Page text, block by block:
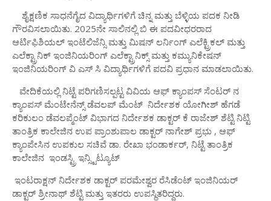
ಶೈಕ್ಷಣಿಕ ಸಾಧನೆಗೈದ ವಿದ್ಯಾರ್ಥಿಗಳಿಗೆ ಚಿನ್ನ ಮತ್ತು ಬೆಳ್ಳಿಯ ಪದಕ ನೀಡಿ
ಗೌರವಿಸಲಾಯಿತು. 2025ನೇ ಸಾಲಿನಲ್ಲಿ ಬಿ ಈ ಪದವೀಧರರಾದ
ಆರ್ಟಿಫಿಶಿಯಲ್ ಇಂಟೆಲಿಜೆನ್ಸಿ ಮತ್ತು ಮಿಷನ್ ಲರ್ನಿಂಗ್ ಎಲೆಕ್ಟ್ರಿಕಲ್ ಮತ್ತು
ಎಲೆಕ್ಟ್ರಾನಿಕ್ ಇಂಜಿನಿಯರಿಂಗ್ ಎಲೆಕ್ಟ್ರಾನಿಕ್ಸ್ ಮತ್ತು ಕಮ್ಯುನಿಕೇಷನ್
ಇಂಜಿನಿಯರಿಂಗ್ ವಿ ಎಸ್ ಸಿ ವಿದ್ಯಾರ್ಥಿಗಳಿಗೆ ಪದವಿ ಪ್ರಧಾನ ಮಾಡಲಾಯಿತು.
ವೇದಿಕೆಯಲ್ಲಿ ನಿಟ್ಟೆ ಪರಿಗಣಿಸಲ್ಪಟ್ಟ ವಿವಿಯ ಆಫ್ ಕ್ಯಾಂಪಸ್ ಸೆಂಟರ್ ನ
ಕ್ಯಾಂಪಸ್ ಮೆಂಟೇನೆನ್ಸ್ ಡೆವಲಪ್ ಮೆಂಟ್ ನಿರ್ದೇಶಕ ಯೋಗೀಶ್ ಹೆಗಡೆ
ಕರಿಕುಲಂ ಡೆವಲಪ್ಮೆಂಟ್ ವಿಭಾಗದ ನಿರ್ದೇಶಕ ಡಾಕ್ಟರ್ ಕೆ ರಾಜೇಶ್ ಶೆಟ್ಟಿ ನಿಟ್ಟಿ
ತಾಂತ್ರಿಕ ಕಾಲೇಜಿನ ಉಪ ಪ್ರಾಂಶುಪಾಲ ಡಾಕ್ಟರ್ ನಾಗೇಶ್ ಪ್ರಭು , ಆಫ್
ಕ್ಯಾಂಪೇಸಿನ ಉಪಕುಲ ಸಚಿವೆ ಡಾ. ರೇಖಾ ಭಂಡಾರ್ಕರ್, ನಿಟ್ಟೆ ತಾಂತ್ರಿಕ
ಕಾಲೇಜಿನ ಇಂಡಸ್ಟ್ರಿ ಇನ್ಸ್ಟಿಟ್ಯೂಟ್
ಇಂಟರಾಕ್ಷನ್ ನಿರ್ದೇಶಕ ಡಾಕ್ಟರ್ ಪರಮೇಶ್ವರ ರೆಸಿಡೆಂಟ್ ಇಂಜಿನಿಯರ್
ಡಾಕ್ಟರ್ ಶ್ರೀನಾಥ್ ಶೆಟ್ಟಿ ಮತ್ತು ಇತರರು ಉಪಸ್ಥಿತರಿದ್ದರು.